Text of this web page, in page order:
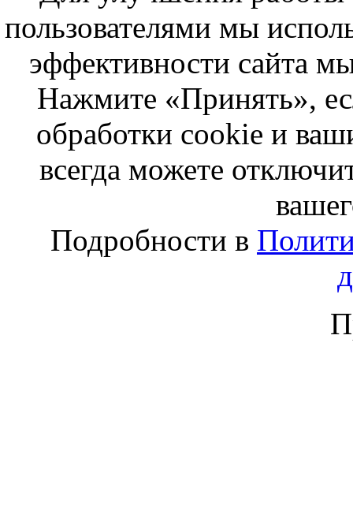
пользователями мы
эффективности сайта
Нажмите «Принять»,
обработки cookie и
всегда можете
Подробности в